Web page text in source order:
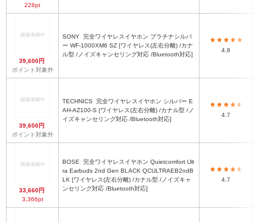
228pt
39,600円
ポイント対象外
SONY
ー WF-1000XM6 SZ [ワイヤレス(左右分離) /カナ
ル型 /ノイズキャンセリング対応 /Bluetooth対応]
4.8
39,600円
ポイント対象外
TECHNICS
AH-AZ100-S [ワイヤレス(左右分離) /カナル型 /ノ
イズキャンセリング対応 /Bluetooth対応]
4.7
33,660円
3,366pt
BOSE
ra Earbuds 2nd Gen BLACK QCULTRAEB2ndB
LK [ワイヤレス(左右分離) /カナル型 /ノイズキャ
ンセリング対応 /Bluetooth対応]
4.7